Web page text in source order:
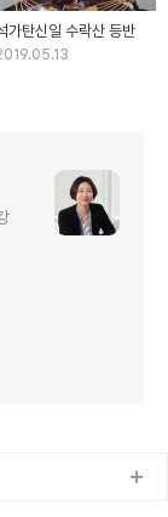
가탄신일 수락산 등반